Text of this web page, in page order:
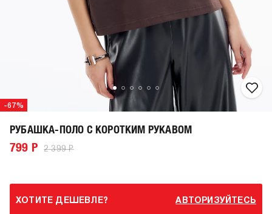
-67%
РУБАШКА-ПОЛО С КОРОТКИМ РУКАВОМ
799 Р 2 399 Р
ХОТИТЕ ДЕШЕВЛЕ? АВТОРИЗУЙТЕСЬ